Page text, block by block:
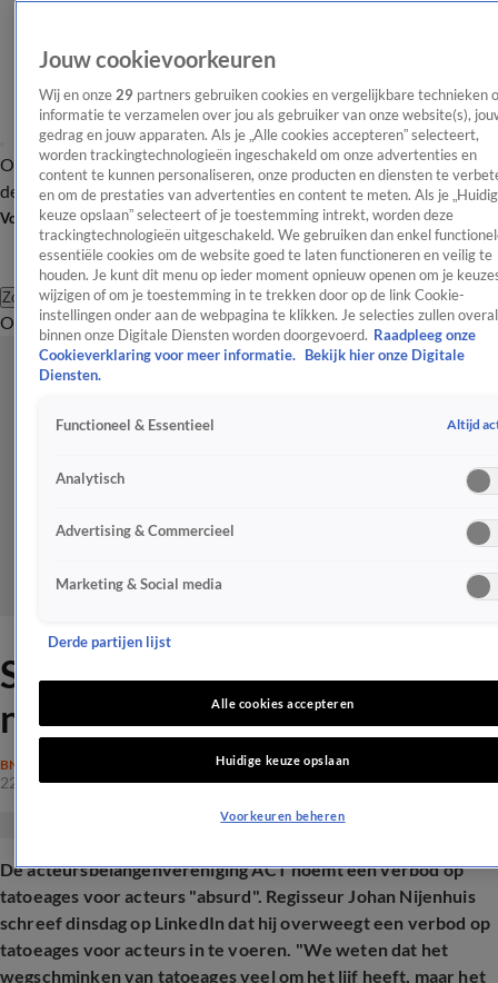
OverzichtAfleveringen Entertainment TV Algemeen
Tip
de redactieNieuwsbrief
Volg Shownieuws
Zoeken
OverzichtEntertainmentSpraakmakendRealityCrimeVideo's
Steun voor Thijs Boermans
na 'absurde' kritiek
BN'ERS
22 okt 2025, 18:08
De acteursbelangenvereniging ACT noemt een verbod op
tatoeages voor acteurs "absurd". Regisseur Johan Nijenhuis
schreef dinsdag op LinkedIn dat hij overweegt een verbod op
tatoeages voor acteurs in te voeren. "We weten dat het
wegschminken van tatoeages veel om het lijf heeft, maar het
Jouw cookievoorkeuren
Wij en onze 29 partners gebruiken cookies en vergelijkbare technieken
informatie te verzamelen over jou als gebruiker van onze website(s),
gedrag en jouw apparaten. Als je „Alle cookies accepteren” selecteert,
worden trackingtechnologieën ingeschakeld om onze advertenties en
content te kunnen personaliseren, onze producten en diensten te
en om de prestaties van advertenties en content te meten. Als je
keuze opslaan” selecteert of je toestemming intrekt, worden deze
trackingtechnologieën uitgeschakeld. We gebruiken dan enkel
essentiële cookies om de website goed te laten functioneren en veilig te
houden. Je kunt dit menu op ieder moment opnieuw openen om je
wijzigen of om je toestemming in te trekken door op de link Cookie-
instellingen onder aan de webpagina te klikken. Je selecties zullen overal
binnen onze Digitale Diensten worden doorgevoerd. Raadpleeg onze
Cookieverklaring voor meer informatie.
Bekijk hier onze Digitale
Diensten.
Functioneel & Essentieel Altijd
Analytisch
Advertising & Commercieel
Marketing & Social media
Derde partijen lijst
Alle cookies accepteren
Huidige keuze opslaan
Voorkeuren beheren